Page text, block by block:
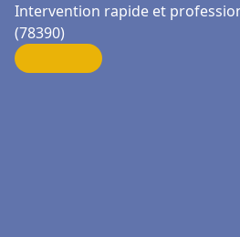
Intervention rapide et
(78390)